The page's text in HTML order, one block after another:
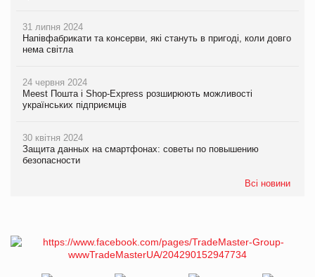
31 липня 2024
Напівфабрикати та консерви, які стануть в пригоді, коли довго
нема світла
24 червня 2024
Meest Пошта і Shop-Express розширюють можливості
українських підприємців
30 квітня 2024
Защита данных на смартфонах: советы по повышению
безопасности
Всі новини